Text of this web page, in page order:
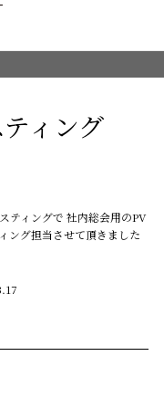
ィング
ティングで 社内総会用のPV
ング担当させて頂きました